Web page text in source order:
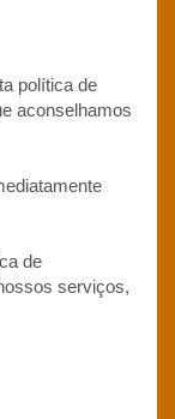
política de
aconselhamos
de
serviços,